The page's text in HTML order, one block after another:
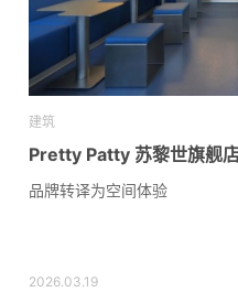
建筑
Pretty Patty 苏黎世旗舰
品牌转译为空间体验
2026.03.19